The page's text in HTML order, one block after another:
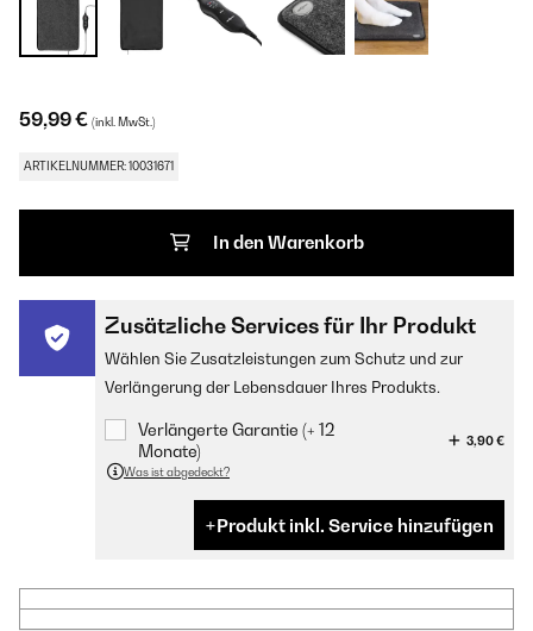
59,99 € (inkl. MwSt.)
ARTIKELNUMMER: 10031671
In den Warenkorb
Zusätzliche Services für Ihr Produkt
Wählen Sie Zusatzleistungen zum Schutz und zur
Verlängerung der Lebensdauer Ihres Produkts.
Verlängerte Garantie (+ 12
Monate)
3,90 €
Was ist abgedeckt?
Produkt inkl. Service hinzufügen